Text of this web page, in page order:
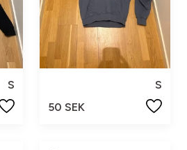
S
S
50 SEK